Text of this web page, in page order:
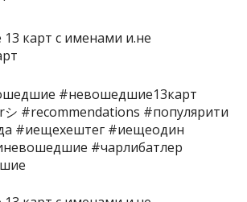
#невошедшие13карт
#recommendations #популярити
#иещехештег #иещеодин
#чарлибатлер